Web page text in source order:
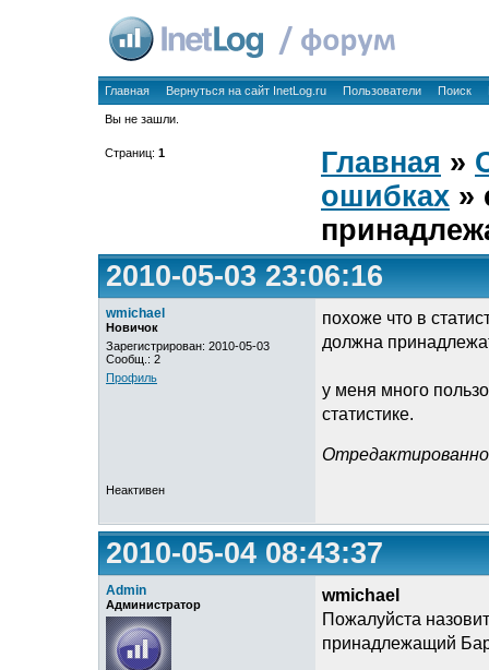
Главная Вернуться на сайт InetLog.ru Пользователи Поиск
Вы не зашли.
Страниц: 1 Главная »
ошибках »
2010-05-03 23:06:16
wmichael
Новичок
Зарегистрирован: 2010-05-03
Сообщ.: 2
Профиль
похоже что в
должна
у меня много
статистике.
Отредактированно
Неактивен
2010-05-04 08:43:37
Admin
Администратор
wmichael
Пожалуйста
принадлежащий